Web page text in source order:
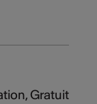
Gratuit